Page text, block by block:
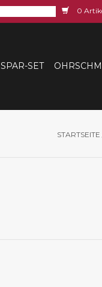
0
SPAR-SET
STARTSEITE